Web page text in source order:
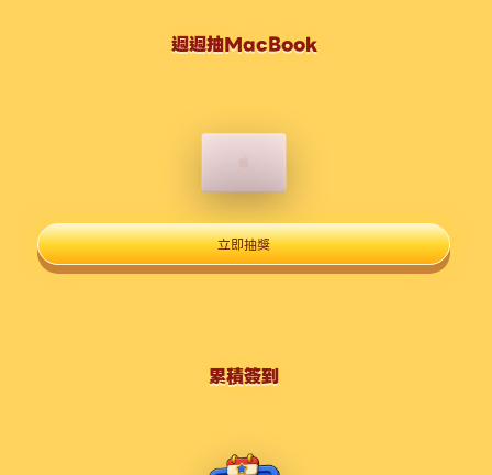
週週抽MacBook
立即抽獎
累積簽到